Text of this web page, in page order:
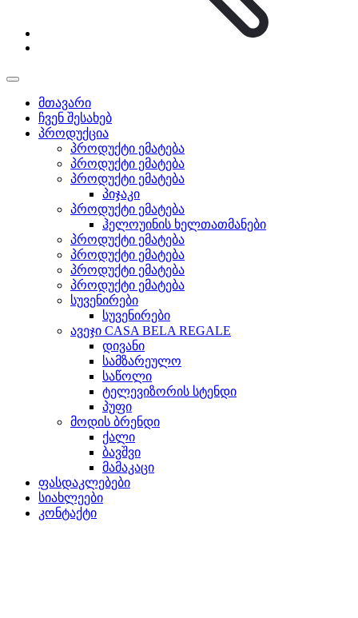
მთავარი
ჩვენ შესახებ
პროდუქცია
პროდუქტი ემატება
პროდუქტი ემატება
პროდუქტი ემატება
პიჯაკი
პროდუქტი ემატება
ჰელოუინის ხელთათმანები
პროდუქტი ემატება
პროდუქტი ემატება
პროდუქტი ემატება
პროდუქტი ემატება
სუვენირები
სუვენირები
ავეჯი CASA BELA REGALE
დივანი
სამზარეულო
საწოლი
ტელევიზორის სტენდი
პუფი
მოდის ბრენდი
ქალი
ბავშვი
მამაკაცი
ფასდაკლებები
სიახლეები
კონტაქტი